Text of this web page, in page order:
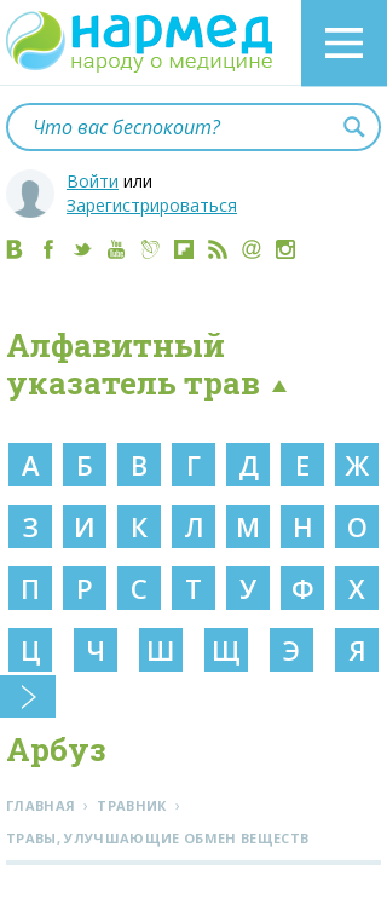
Войти или
Зарегистрироваться
Алфавитный
указатель трав
А Б В Г Д Е
Ж
З
И К Л М Н
О
П
Р С Т У Ф
Х
Ц
Ч Ш Щ Э Я
Арбуз
ГЛАВНАЯ › ТРАВНИК ›
ТРАВЫ, УЛУЧШАЮЩИЕ ОБМЕН ВЕЩЕСТВ